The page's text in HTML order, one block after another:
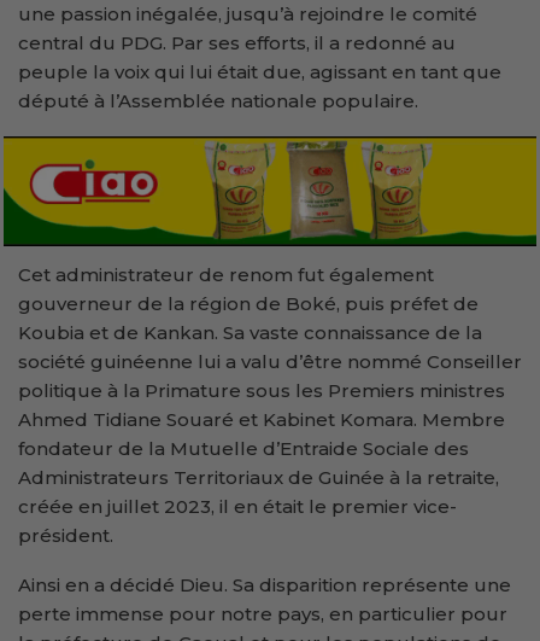
une passion inégalée, jusqu’à rejoindre le comité
central du PDG. Par ses efforts, il a redonné au
peuple la voix qui lui était due, agissant en tant que
député à l’Assemblée nationale populaire.
Cet administrateur de renom fut également
gouverneur de la région de Boké, puis préfet de
Koubia et de Kankan. Sa vaste connaissance de la
société guinéenne lui a valu d’être nommé Conseiller
politique à la Primature sous les Premiers ministres
Ahmed Tidiane Souaré et Kabinet Komara. Membre
fondateur de la Mutuelle d’Entraide Sociale des
Administrateurs Territoriaux de Guinée à la retraite,
créée en juillet 2023, il en était le premier vice-
président.
Ainsi en a décidé Dieu. Sa disparition représente une
perte immense pour notre pays, en particulier pour